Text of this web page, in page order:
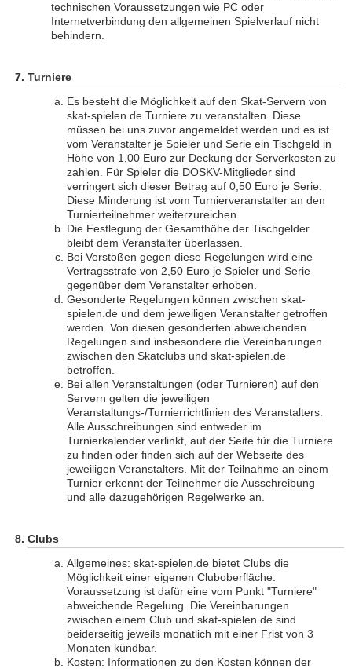
technischen Voraussetzungen wie PC oder
Internetverbindung den allgemeinen Spielverlauf nicht
behindern.
Turniere
Es besteht die Möglichkeit auf den Skat-Servern von
skat-spielen.de Turniere zu veranstalten. Diese
müssen bei uns zuvor angemeldet werden und es ist
vom Veranstalter je Spieler und Serie ein Tischgeld in
Höhe von 1,00 Euro zur Deckung der Serverkosten zu
zahlen. Für Spieler die DOSKV-Mitglieder sind
verringert sich dieser Betrag auf 0,50 Euro je Serie.
Diese Minderung ist vom Turnierveranstalter an den
Turnierteilnehmer weiterzureichen.
Die Festlegung der Gesamthöhe der Tischgelder
bleibt dem Veranstalter überlassen.
Bei Verstößen gegen diese Regelungen wird eine
Vertragsstrafe von 2,50 Euro je Spieler und Serie
gegenüber dem Veranstalter erhoben.
Gesonderte Regelungen können zwischen skat-
spielen.de und dem jeweiligen Veranstalter getroffen
werden. Von diesen gesonderten abweichenden
Regelungen sind insbesondere die Vereinbarungen
zwischen den Skatclubs und skat-spielen.de
betroffen.
Bei allen Veranstaltungen (oder Turnieren) auf den
Servern gelten die jeweiligen
Veranstaltungs-/Turnierrichtlinien des Veranstalters.
Alle Ausschreibungen sind entweder im
Turnierkalender verlinkt, auf der Seite für die Turniere
zu finden oder finden sich auf der Webseite des
jeweiligen Veranstalters. Mit der Teilnahme an einem
Turnier erkennt der Teilnehmer die Ausschreibung
und alle dazugehörigen Regelwerke an.
Clubs
Allgemeines: skat-spielen.de bietet Clubs die
Möglichkeit einer eigenen Cluboberfläche.
Voraussetzung ist dafür eine vom Punkt "Turniere"
abweichende Regelung. Die Vereinbarungen
zwischen einem Club und skat-spielen.de sind
beiderseitig jeweils monatlich mit einer Frist von 3
Monaten kündbar.
Kosten: Informationen zu den Kosten können der